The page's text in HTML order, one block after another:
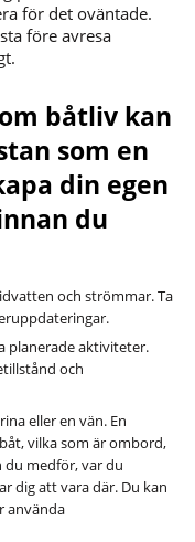
för det oväntade.
före avresa
båtliv kan
som en
din egen
du
och strömmar. Ta
planerade aktiviteter.
och
eller en vän. En
vilka som är ombord,
medför, var du
dig att vara där. Du kan
använda